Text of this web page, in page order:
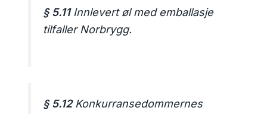
§ 5.11Innlevert øl med emballasje
tilfaller Norbrygg.
§ 5.12Konkurransedommernes